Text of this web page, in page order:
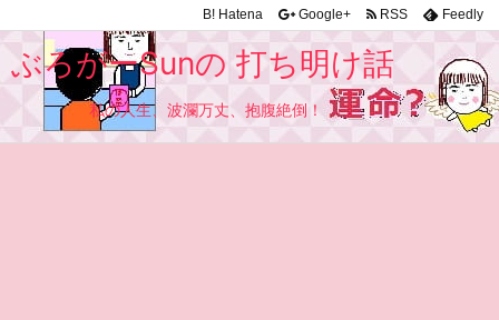
ぶろがーSunの 打ち明け話
私の人生、波瀾万丈、抱腹絶倒！
B! Hatena Google+ RSS Feedly